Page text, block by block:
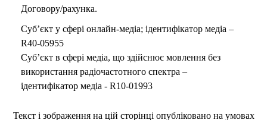
Договору/рахунка.
Суб’єкт у сфері онлайн-медіа; ідентифікатор медіа –
R40-05955
Суб’єкт в сфері медіа, що здійснює мовлення без
використання радіочастотного спектра –
ідентифікатор медіа - R10-01993
Текст і зображення на цій сторінці опубліковано на умовах